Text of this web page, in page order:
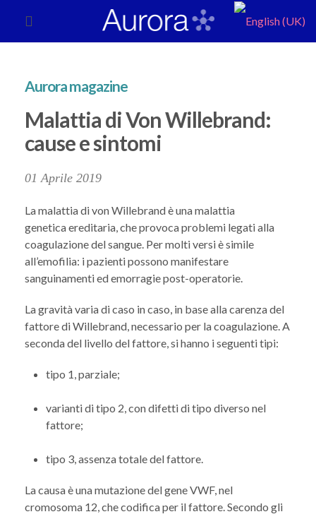
Aurora magazine
Malattia di Von Willebrand:
cause e sintomi
01 Aprile 2019
La malattia di von Willebrand è una malattia
genetica ereditaria, che provoca problemi legati alla
coagulazione del sangue. Per molti versi è simile
all’emofilia: i pazienti possono manifestare
sanguinamenti ed emorragie post-operatorie.
La gravità varia di caso in caso, in base alla carenza del
fattore di Willebrand, necessario per la coagulazione. A
seconda del livello del fattore, si hanno i seguenti tipi:
tipo 1, parziale;
varianti di tipo 2, con difetti di tipo diverso nel
fattore;
tipo 3, assenza totale del fattore.
La causa è una mutazione del gene VWF, nel
cromosoma 12, che codifica per il fattore. Secondo gli